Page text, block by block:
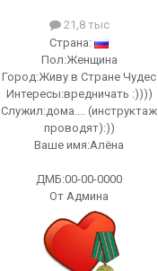
21,8 тыс
Страна:
Пол:Женщина
Город:Живу в Стране Чудес
Интересы:вредничать :))))
Служил:дома.... (инструктаж
проводят):))
Ваше имя:Алёна
ДМБ:00-00-0000
От Админа